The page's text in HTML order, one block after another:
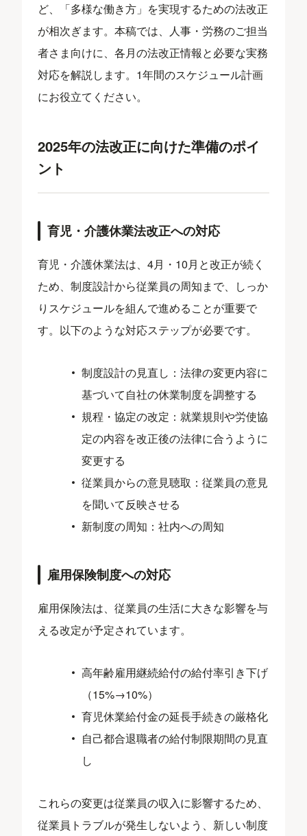
ど、「多様な働き方」を実現するための法改正
が相次ぎます。本稿では、人事・労務のご担当
者さま向けに、各月の法改正情報と必要な実務
対応を解説します。1年間のスケジュール計画
にお役立てください。
2025年の法改正に向けた準備のポイ
ント
育児・介護休業法改正への対応
育児・介護休業法は、4月・10月と改正が続く
ため、制度設計から従業員の周知まで、しっか
りスケジュールを組んで進めることが重要で
す。以下のような対応ステップが必要です。
制度設計の見直し：法律の変更内容に
基づいて自社の休業制度を調整する
規程・協定の改定：就業規則や労使協
定の内容を改正後の法律に合うように
変更する
従業員からの意見聴取：従業員の意見
を聞いて反映させる
新制度の周知：社内への周知
雇用保険制度への対応
雇用保険法は、従業員の生活に大きな影響を与
える改定が予定されています。
高年齢雇用継続給付の給付率引き下げ
（15%→10%）
育児休業給付金の延長手続きの厳格化
自己都合退職者の給付制限期間の見直
し
これらの変更は従業員の収入に影響するため、
従業員トラブルが発生しないよう、新しい制度